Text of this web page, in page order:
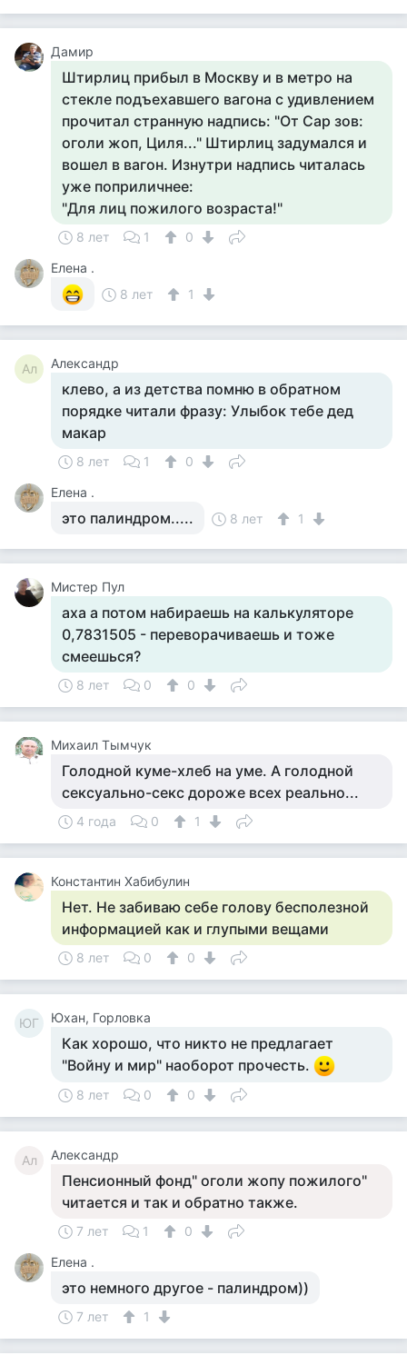
Дамир
Штирлиц прибыл в Москву и в метро на
стекле подъехавшего вагона с удивлением
прочитал странную надпись: "От Сар зов:
оголи жоп, Циля..." Штирлиц задумался и
вошел в вагон. Изнутри надпись читалась
уже поприличнее:
"Для лиц пожилого возраста!"
8 лет 1
0
Елена .
8 лет
1
Ал Александр
клево, а из детства помню в обратном
порядке читали фразу: Улыбок тебе дед
макар
8 лет 1
0
Елена .
это палиндром..... 8 лет 1
Мистер Пул
аха а потом набираешь на калькуляторе
0,7831505 - переворачиваешь и тоже
смеешься?
8 лет 0 0
Михаил Тымчук
Голодной куме-хлеб на уме. А голодной
сексуально-секс дороже всех реально...
4 года 0 1
Константин Хабибулин
Нет. Не забиваю себе голову бесполезной
информацией как и глупыми вещами
8 лет 0 0
ЮГ Юхан, Горловка
Как хорошо, что никто не предлагает
"Войну и мир" наоборот прочесть.
8 лет 0 0
Ал Александр
Пенсионный фонд" оголи жопу пожилого"
читается и так и обратно также.
7 лет 1
0
Елена .
это немного другое - палиндром))
7 лет 1